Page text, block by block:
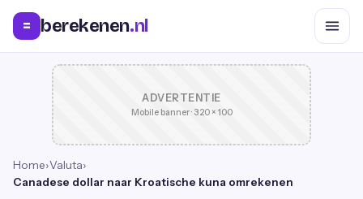
= berekenen.nl
ADVERTENTIE
Mobile banner · 320 × 100
Home›Valuta›
Canadese dollar naar Kroatische kuna omrekenen